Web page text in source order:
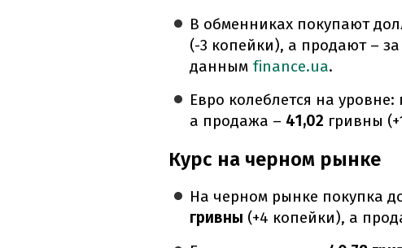
В обменниках покупают
(-3 копейки), а продают – за
данным finance.ua.
Евро колеблется на уровне:
а продажа – 41,02 гривны
Курс на черном рынке
На черном рынке покупка
гривны (+4 копейки), а